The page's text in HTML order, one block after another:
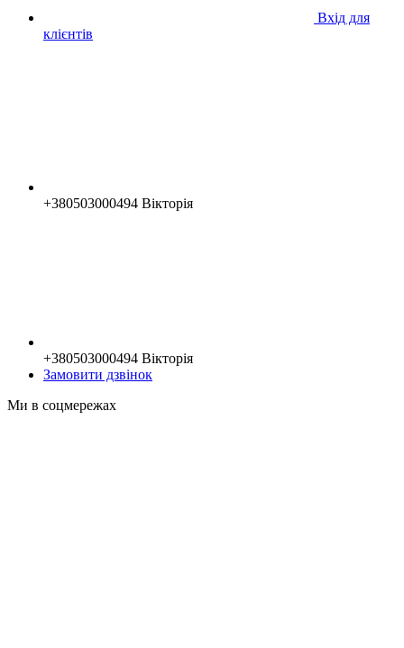
Вхід для
клієнтів
+380503000494 Вікторія
+380503000494 Вікторія
Замовити дзвінок
Ми в соцмережах